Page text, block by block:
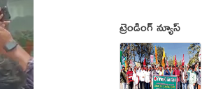
ట్రెండింగ్ న్యూస్